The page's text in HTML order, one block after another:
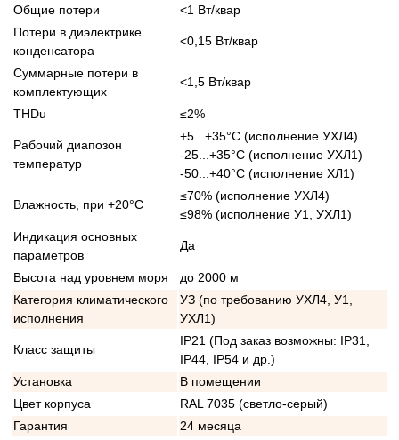
Общие потери
<1 Вт/квар
Потери в диэлектрике
конденсатора
<0,15 Вт/квар
Суммарные потери в
комплектующих
<1,5 Вт/квар
THDu ≤2%
Рабочий диапозон
температур
+5...+35°С (исполнение УХЛ4)
-25...+35°С (исполнение УХЛ1)
-50...+40°С (исполнение ХЛ1)
Влажность, при +20°С
≤70% (исполнение УХЛ4)
≤98% (исполнение У1, УХЛ1)
Индикация основных
параметров
Да
Высота над уровнем моря
до 2000 м
Категория климатического
исполнения
УЗ (по требованию УХЛ4, У1,
УХЛ1)
Класс защиты
IP21 (Под заказ возможны: IP31,
IP44, IP54 и др.)
Установка
В помещении
Цвет корпуса
RAL 7035 (светло-серый)
Гарантия
24 месяца